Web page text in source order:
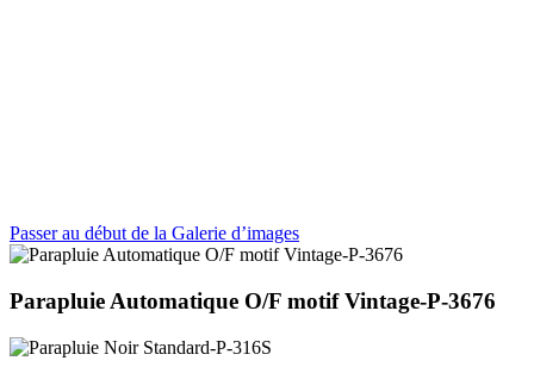
Passer au début de la Galerie d’images
Parapluie Automatique O/F motif Vintage-P-3676